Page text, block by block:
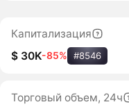
Капитализация
$ 30K-85% #8546
Торговый объем, 24ч